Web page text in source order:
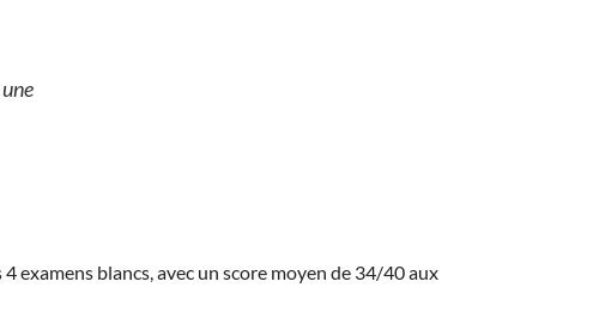
examens blancs, avec un score moyen de 34/40 aux